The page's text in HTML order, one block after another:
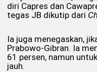
diri Capres dan
tegas JB dikutip dari
Ia juga menegaskan,
Prabowo-Gibran. Ia
61 persen, namun
jauh.